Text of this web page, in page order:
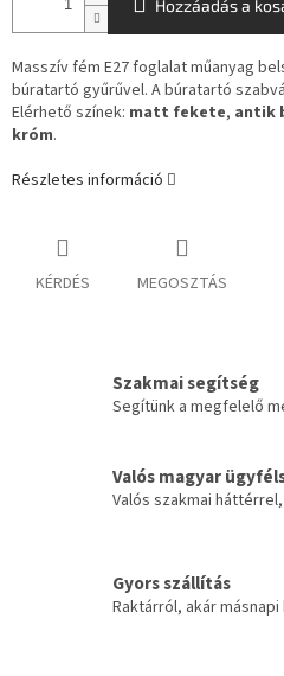
Hozzáadás a
Masszív fém E27 foglalat műanyag
búratartó gyűrűvel. A búratartó
Elérhető színek: matt fekete, antik
króm.
Részletes információ
KÉRDÉS MEGOSZTÁS
Szakmai segítség
Segítünk a megfelelő
Valós magyar
Valós szakmai
Gyors szállítás
Raktárról, akár